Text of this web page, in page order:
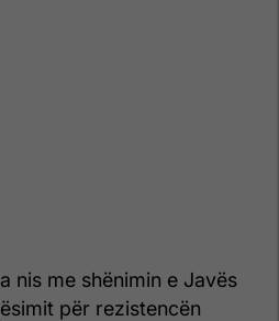
nis me shënimin e Javës
për rezistencën